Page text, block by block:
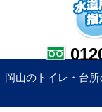
岡山のトイレ・台